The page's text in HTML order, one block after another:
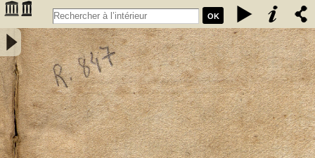
OK
Elementa mineralogiae systematice disposita a Friderico Augusto
Cartheuser med. doct. - Cartheuser, Friedrich August (1734-1796)